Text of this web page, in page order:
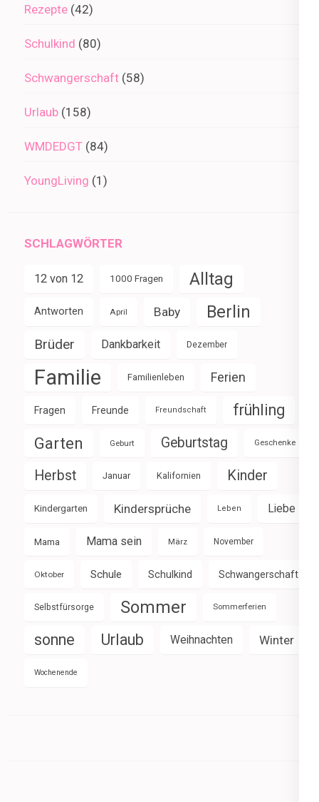
Rezepte (42)
Schulkind (80)
Schwangerschaft (58)
Urlaub (158)
WMDEDGT (84)
YoungLiving (1)
SCHLAGWÖRTER
12 von 12 1000 Fragen Alltag
Antworten April Baby Berlin
Brüder Dankbarkeit Dezember
Familie Familienleben Ferien
Fragen Freunde Freundschaft frühling
Garten Geburt Geburtstag Geschenke
Herbst Januar Kalifornien Kinder
Kindergarten Kindersprüche Leben Liebe
Mama Mama sein März November
Oktober Schule Schulkind Schwangerschaft
Selbstfürsorge Sommer Sommerferien
sonne Urlaub Weihnachten Winter
Wochenende